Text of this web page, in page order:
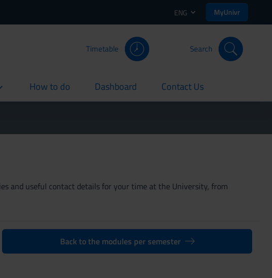
ENG MyUnivr
Timetable Search
How to do
current Dashboard
current Contact Us
current
and useful contact details for your time at the University, from
Back to the modules per semester